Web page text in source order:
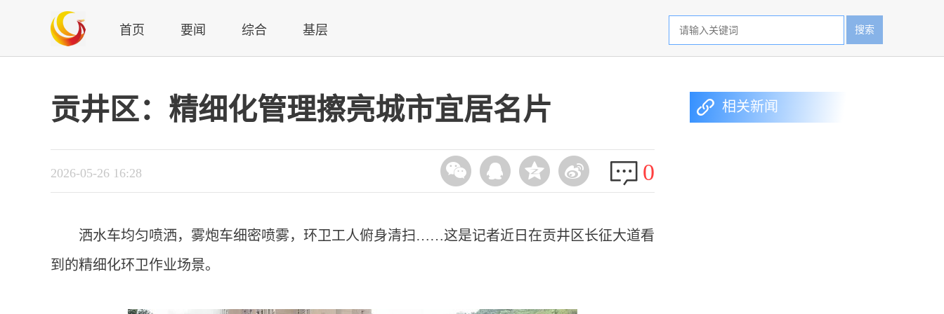
首页 要闻 综合 基层 搜索
贡井区：精细化管理擦亮城市宜居名片
2026-05-26 16:28 0
洒水车均匀喷洒，雾炮车细密喷雾，环卫工人俯身清扫……这是记者近日在贡井区长征大道看
到的精细化环卫作业场景。
相关新闻